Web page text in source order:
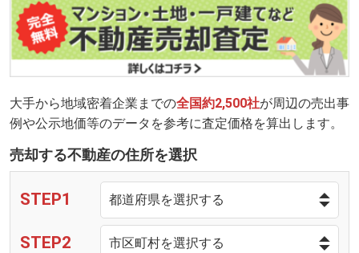
大手から地域密着企業までの全国約2,500社が周辺の売出事
例や公示地価等のデータを参考に査定価格を算出します。
売却する不動産の住所を選択
STEP1
STEP2